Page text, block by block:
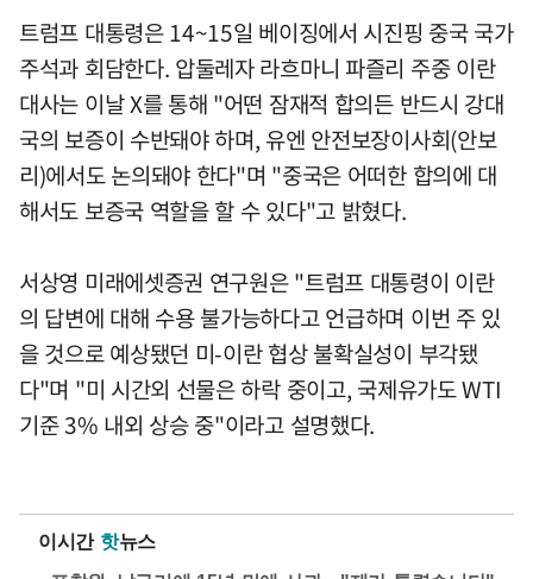
트럼프 대통령은 14~15일 베이징에서 시진핑 중국 국가
주석과 회담한다. 압둘레자 라흐마니 파즐리 주중 이란
대사는 이날 X를 통해 "어떤 잠재적 합의든 반드시 강대
국의 보증이 수반돼야 하며, 유엔 안전보장이사회(안보
리)에서도 논의돼야 한다"며 "중국은 어떠한 합의에 대
해서도 보증국 역할을 할 수 있다"고 밝혔다.
서상영 미래에셋증권 연구원은 "트럼프 대통령이 이란
의 답변에 대해 수용 불가능하다고 언급하며 이번 주 있
을 것으로 예상됐던 미-이란 협상 불확실성이 부각됐
다"며 "미 시간외 선물은 하락 중이고, 국제유가도 WTI
기준 3% 내외 상승 중"이라고 설명했다.
이시간 핫뉴스